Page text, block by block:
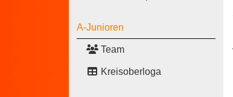
A-Junioren
Team
Kreisoberloga